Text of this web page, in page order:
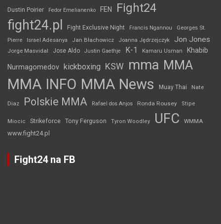
Dustin Poirier Fedor Emelianenko FEN Fight24
fight24.pl Fight Exclusive Night Francis Ngannou
Georges St.
Pierre
Israel Adesanya Jan Błachowicz Joanna Jędrzejczyk Jon Jones
Jorge Masvidal Jose Aldo Justin Gaethje K-1 Kamaru Usman Khabib
Nurmagomedov kickboxing KSW mma MMA
MMA INFO MMA News Muay Thai Nate
Diaz Polskie MMA Rafael dos Anjos Ronda Rousey Stipe
Miocic Strikeforce Tony Ferguson Tyron Woodley UFC WMMA
www.fight24.pl
Fight24 na FB